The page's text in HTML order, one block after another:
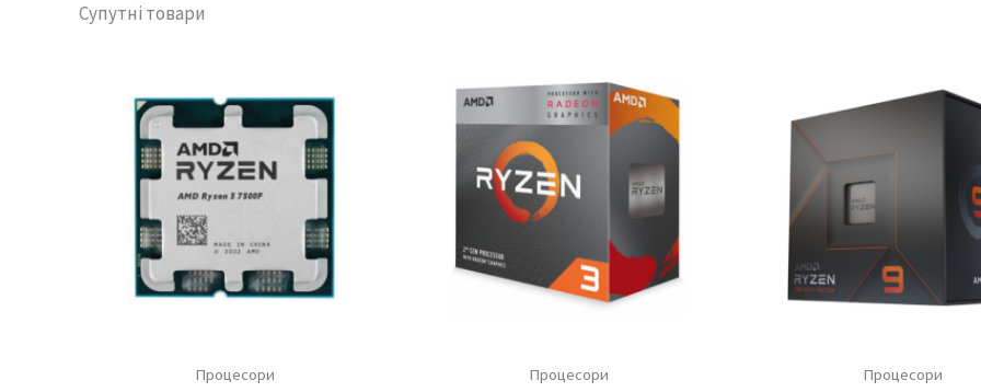
Супутні товари
Процесори Процесори Процесори